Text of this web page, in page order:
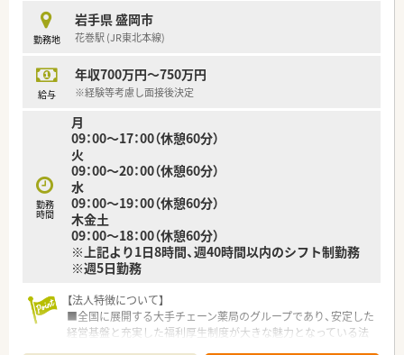
町に岩手県内に12店舗ほど展開している調剤薬局です。
・新卒から活躍されている薬剤師もおり、定着率も高く幅広い年
代の方が在籍しています。
が整っています！
☆経験が少なくてもこれから知識をつけていきたい方
☆在宅医療に携わりたい方
☆ライフイベントに応じて長く働ける環境を希望される方
勤務地
岩手県 盛岡市
花巻駅 (JR東北本線)
給与
年収700万円～750万円
※経験等考慮し面接後決定
勤務
時間
月
09：00～17：00（休憩60分）
火
09：00～20：00（休憩60分）
水
09：00～19：00（休憩60分）
木金土
09：00～18：00（休憩60分）
※上記より1日8時間、週40時間以内のシフト制勤務
※週5日勤務
【法人特徴について】
■全国に展開する大手チェーン薬局のグループであり、安定した
経営基盤と充実した福利厚生制度が大きな魅力となっている法